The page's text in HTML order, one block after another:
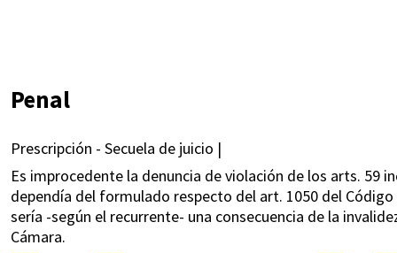
Penal
Prescripción - Secuela de juicio |
Es improcedente la denuncia de violación de los arts. 59
dependía del formulado respecto del art. 1050 del
sería -según el recurrente- una consecuencia de la
Cámara.